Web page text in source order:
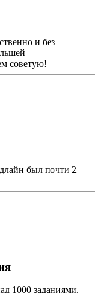
и без
советую!
был почти 2
1000 заданиями.